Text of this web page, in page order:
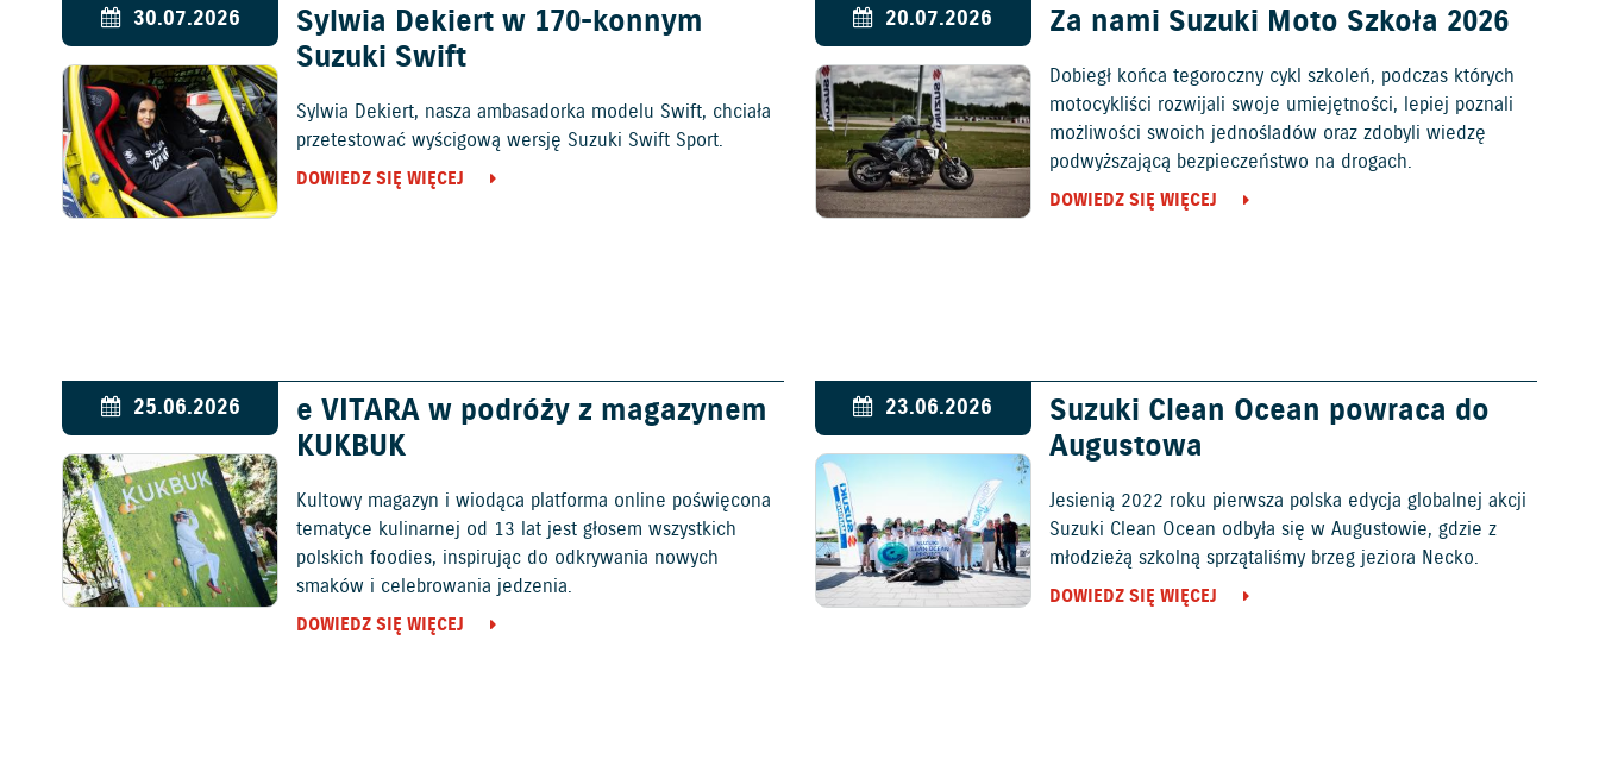
30.07.2026
Sylwia Dekiert w 170-konnym
Suzuki Swift
Sylwia Dekiert, nasza ambasadorka modelu Swift, chciała
przetestować wyścigową wersję Suzuki Swift Sport.
DOWIEDZ SIĘ WIĘCEJ
20.07.2026 Za nami Suzuki Moto Szkoła 2026
Dobiegł końca tegoroczny cykl szkoleń, podczas których
motocykliści rozwijali swoje umiejętności, lepiej poznali
możliwości swoich jednośladów oraz zdobyli wiedzę
podwyższającą bezpieczeństwo na drogach.
DOWIEDZ SIĘ WIĘCEJ
25.06.2026
e VITARA w podróży z magazynem
KUKBUK
Kultowy magazyn i wiodąca platforma online poświęcona
tematyce kulinarnej od 13 lat jest głosem wszystkich
polskich foodies, inspirując do odkrywania nowych
smaków i celebrowania jedzenia.
DOWIEDZ SIĘ WIĘCEJ
23.06.2026
Suzuki Clean Ocean powraca do
Augustowa
Jesienią 2022 roku pierwsza polska edycja globalnej akcji
Suzuki Clean Ocean odbyła się w Augustowie, gdzie z
młodzieżą szkolną sprzątaliśmy brzeg jeziora Necko.
DOWIEDZ SIĘ WIĘCEJ